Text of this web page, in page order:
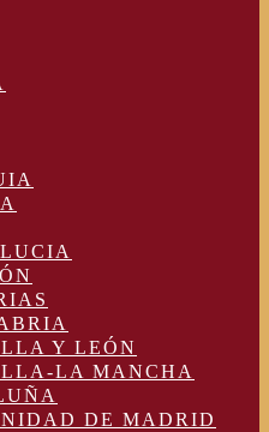
Y LEÓN
LA MANCHA
DE MADRID